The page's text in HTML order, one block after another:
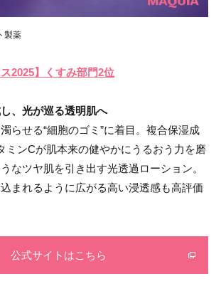
製薬
2025】くすみ部門2位
、光が巡る透明肌へ
らせる“細胞のゴミ”に着目。複合保湿成
ミンCが肌本来の健やかにうるおう力を磨
なツヤ肌を引き出す光透過ローション。
まれるように広がる高い浸透感も高評価
公式サイトはこちら